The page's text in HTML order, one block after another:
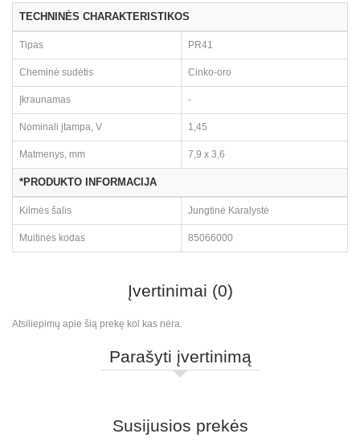
TECHNINĖS CHARAKTERISTIKOS
Tipas PR41
Cheminė sudėtis Cinko-oro
Įkraunamas -
Nominali įtampa, V 1,45
Matmenys, mm 7,9 x 3,6
*PRODUKTO INFORMACIJA
Kilmės šalis Jungtinė Karalystė
Muitinės kodas 85066000
Įvertinimai (0)
Atsiliepimų apie šią prekę kol kas nėra.
Parašyti įvertinimą
Susijusios prekės